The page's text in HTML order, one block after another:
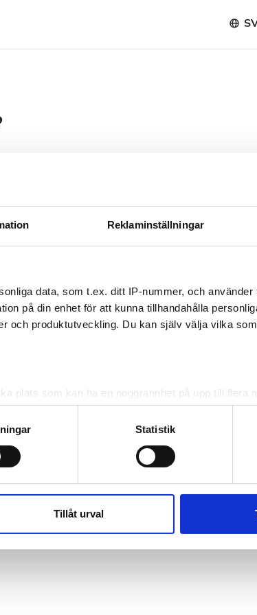
Reklaminställningar
data, som t.ex. ditt IP-nummer, och använder
på din enhet för att kunna tillhandahålla
och produktutveckling. Du kan själv välja vilka
plats som kan ha en noggrannhet på upp till flera
den för specifika kännetecken (fingeravtryck)
behandlas och ställ in dina preferenser i
cookie-förklaringen.
även sådana identifierare och annan
som vi samarbetar med. Dessa kan i sin tur
Statistik
Tillåt urval